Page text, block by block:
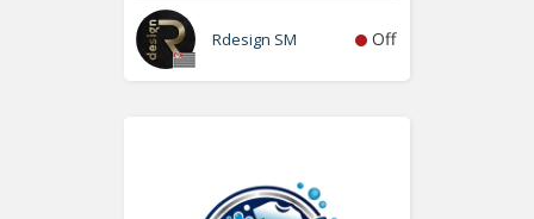
Rdesign SM Off